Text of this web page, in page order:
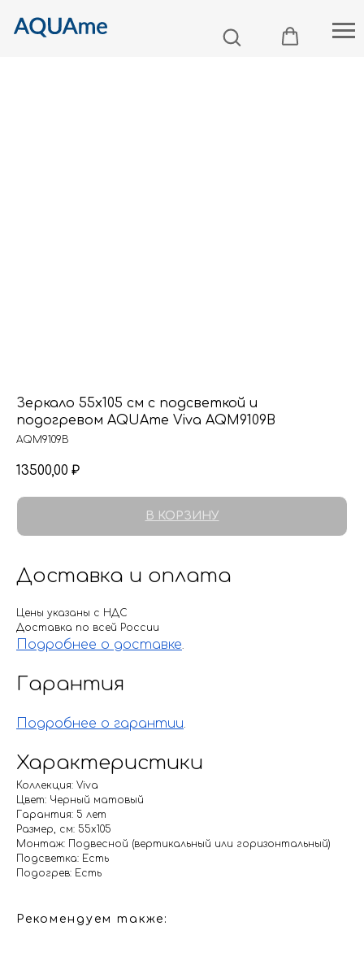
Зеркало 55х105 см с подсветкой и
подогревом AQUAme Viva AQM9109B
AQM9109B
13500,00 ₽
В КОРЗИНУ
Доставка и оплата
Цены указаны с НДС
Доставка по всей России
Подробнее о доставке.
Гарантия
Подробнее о гарантии.
Характеристики
Коллекция: Viva
Цвет: Черный матовый
Гарантия: 5 лет
Размер, см: 55х105
Монтаж: Подвесной (вертикальный или горизонтальный)
Подсветка: Есть
Подогрев: Есть
Рекомендуем также:
Доставка и оплата
Контакты
Москва, Новопесчаная улица, 19к1
+7 (495) 782-78-74
info@aquame-shop.ru